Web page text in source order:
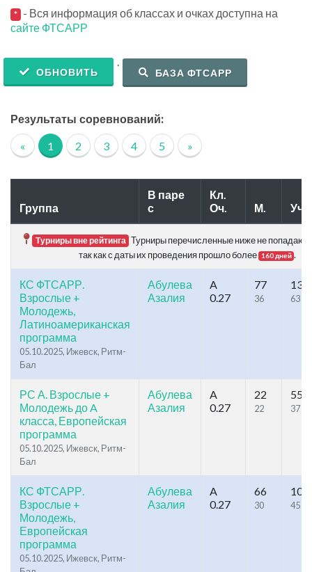
* - Вся информация об классах и очках доступна на
сайте ФТСАРР
ОБНОВИТЬ
.
БАЗА ФТСАРР
Результаты соревнований:
« 1 2 3 4 5 »
Группа
В паре
с
Кл.
Оч.
М. Уч.
Турниры вне рейтинга Турниры перечисленные ниже не попадают
так как с даты их проведения прошло более
160 дней .
КС ФТСАРР.
Взрослые +
Молодежь,
Латиноамериканская
программа
05.10.2025, Ижевск, Ритм-
Бал
Абулева
Азалия
A
0.27
77
36
135
63
РС А. Взрослые +
Молодежь до A
класса, Европейская
программа
05.10.2025, Ижевск, Ритм-
Бал
Абулева
Азалия
A
0.27
22
22
55
37
КС ФТСАРР.
Взрослые +
Молодежь,
Европейская
программа
05.10.2025, Ижевск, Ритм-
Абулева
Азалия
A
0.27
66
30
108
45